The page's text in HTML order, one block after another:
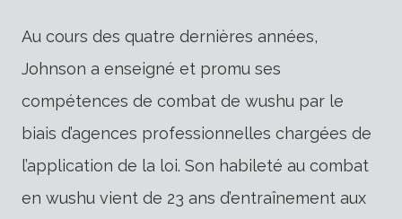
Au cours des quatre dernières années,
Johnson a enseigné et promu ses
compétences de combat de wushu par le
biais d’agences professionnelles chargées de
l’application de la loi. Son habileté au combat
en wushu vient de 23 ans d’entraînement aux